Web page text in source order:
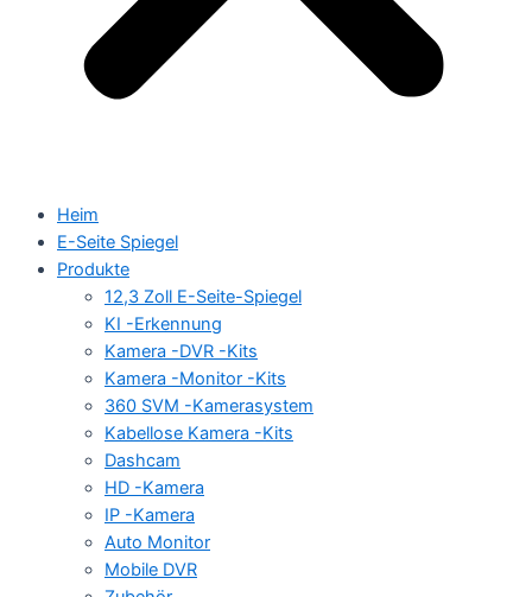
Heim
E-Seite Spiegel
Produkte
12,3 Zoll E-Seite-Spiegel
KI -Erkennung
Kamera -DVR -Kits
Kamera -Monitor -Kits
360 SVM -Kamerasystem
Kabellose Kamera -Kits
Dashcam
HD -Kamera
IP -Kamera
Auto Monitor
Mobile DVR